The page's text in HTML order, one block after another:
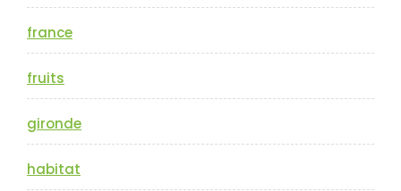
france
fruits
gironde
habitat